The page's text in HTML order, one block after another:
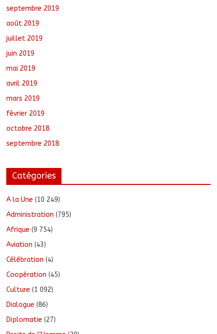
septembre 2019
août 2019
juillet 2019
juin 2019
mai 2019
avril 2019
mars 2019
février 2019
octobre 2018
septembre 2018
Catégories
A la Une (10 249)
Administration (795)
Afrique (9 754)
Aviation (43)
Célébration (4)
Coopération (45)
Culture (1 092)
Dialogue (86)
Diplomatie (27)